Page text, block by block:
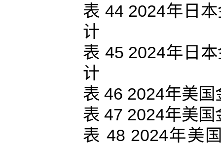
表 44 2024年日
计
表 45 2024年日
计
表 46 2024年美
表 47 2024年美
表 48 2024年美